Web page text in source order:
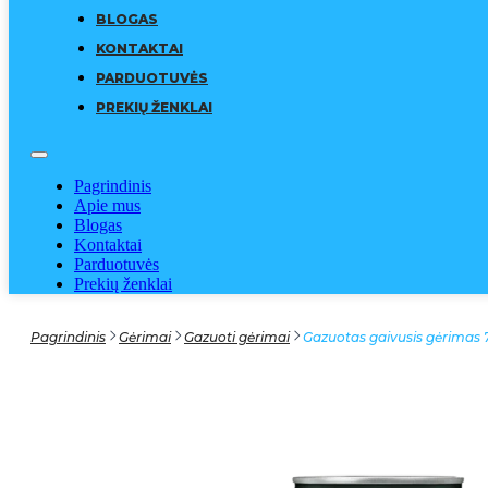
BLOGAS
KONTAKTAI
PARDUOTUVĖS
PREKIŲ ŽENKLAI
Pagrindinis
Apie mus
Blogas
Kontaktai
Parduotuvės
Prekių ženklai
Pagrindinis Gėrimai Gazuoti gėrimai Gazuotas gaivusis gėrimas